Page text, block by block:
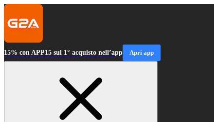
15% con APP15 sul 1° acquisto nell’app Apri app